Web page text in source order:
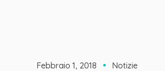
Febbraio 1, 2018 Notizie